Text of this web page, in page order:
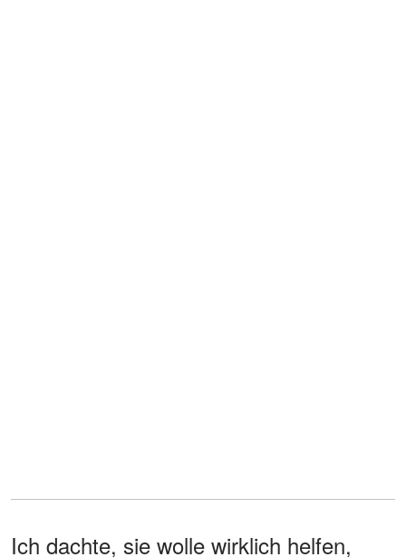
Ich dachte, sie wolle wirklich helfen,